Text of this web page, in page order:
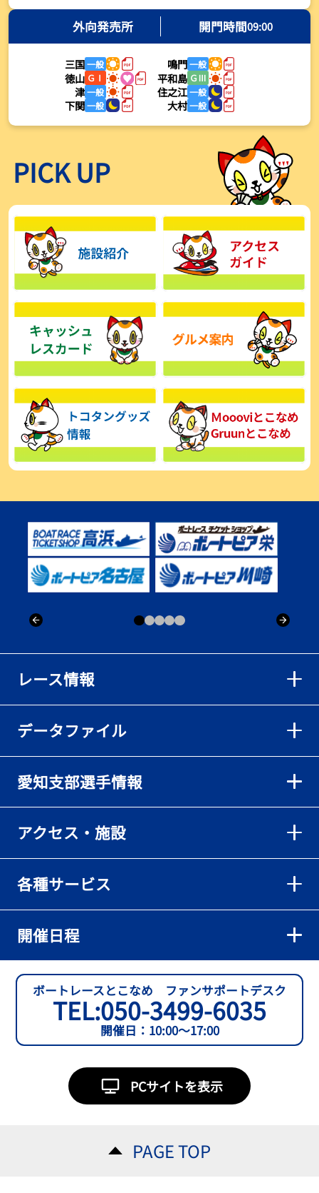
【ボートレース】荒木颯斗が地元勢でただ１人優出果たす「地元で
初優勝したい」／常滑 - 日刊スポーツ
2026年08月03日
【ボートレース】４枠で優出の塚越海斗が強気節「攻めていくレー
スをします」／常滑 - 日刊スポーツ
2026年08月03日
【ボートレース】広瀬凜が接戦制して２着で優出「出足、回り足は
【とこなめボート】塚越海斗が優勝戦で脅威の伸びを披露する「合
ったときの伸びは自分が一番」
2026年08月03日
【とこなめボート】広瀬凜は準優で見つかった課題の克服へ「結果
的に１着を取れればいい」
2026年08月03日
【とこなめボート】西丸敦基が未勝利では終われない「最終日頑張
る」
2026年08月03日
【とこなめボート ルーキーシリーズ】広瀬凜 6位で予選突破「勝負
2026年08月02日
【とこなめボート 日野未来コラム とこなめミライ予想図】トコタン
お誕生日おめでとう！
2026年08月02日
んでもらったし、恩返しをしたいです」～とこなめルーキーＳ
【常滑ボート・ルーキーＳ】荒木颯斗 予選９位でセミファイナル進
出「そろそろ優勝したい」
2026年08月02日
回りは良くなった」／常滑 - 日刊スポーツ
【ボートレース】島川海輝が逃げ切って準優勝負駆け成功、準優は
伸び意識の調整で／常滑 - 日刊スポーツ
【ボートレース】地元の荒木颯斗が有言実行の予選突破「そろそろ
2026年08月02日
【とこなめボート】出足抜群の篠原晟弥だが「叩き変える可能性も
ある」と思案顔
【とこなめボート】準優６枠の西川拓利は「チルトを跳ねる可能性
もあります」
2026年08月02日
外向発売所 開門時間09:00
三国一般 鳴門一般
徳山 ＧⅠ 平和島 ＧⅢ
津一般 住之江一般
下関一般 大村一般
PICK UP
レース情報
データファイル
愛知支部選手情報
アクセス・施設
各種サービス
開催日程
ボートレースとこなめ ファンサポートデスク
TEL:050-3499-6035
開催日：10:00～17:00
PCサイトを表示
PAGE TOP